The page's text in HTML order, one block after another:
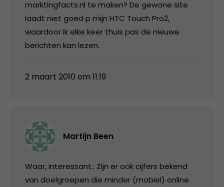
marktingfacts.nl te maken? De gewone site
laadt niet goed p mijn HTC Touch Pro2,
waardoor ik elke keer thuis pas de nieuwe
berichten kan lezen.
2 maart 2010 om 11:19
Martijn Been
Waar, interessant.. Zijn er ook cijfers bekend
van doelgroepen die minder (mobiel) online